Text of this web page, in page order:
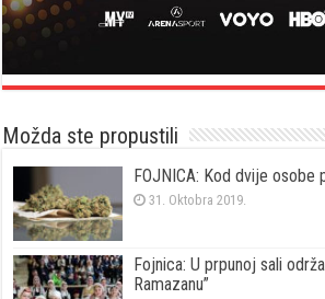
Možda ste propustili
FOJNICA: Kod dvije osobe
31. Oktobra 2019.
Fojnica: U prpunoj sali
Ramazanu”